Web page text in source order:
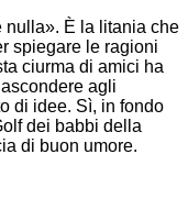
nulla». È la litania che
spiegare le ragioni
ciurma di amici ha
agli
di idee. Sì, in fondo
dei babbi della
di buon umore.